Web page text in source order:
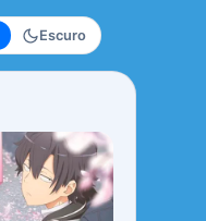
Escuro